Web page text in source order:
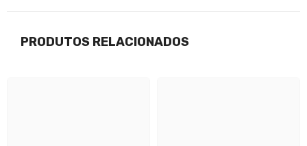
PRODUTOS RELACIONADOS